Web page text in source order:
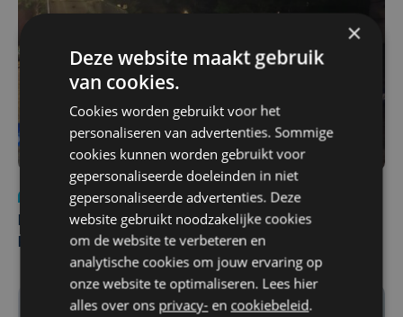
Nieuws
di 4 augustus | 09:32
Man en vrouw dood aangetroffen in woning in Sint-
Pieters Brugge
×
Deze website maakt gebruik
van cookies.
Cookies worden gebruikt voor het
personaliseren van advertenties. Sommige
cookies kunnen worden gebruikt voor
gepersonaliseerde doeleinden in niet
gepersonaliseerde advertenties. Deze
website gebruikt noodzakelijke cookies
om de website te verbeteren en
analytische cookies om jouw ervaring op
onze website te optimaliseren. Lees hier
alles over ons privacy- en cookiebeleid.